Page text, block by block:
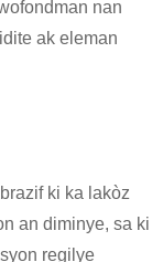
nan
ak eleman
ki ka lakòz
an diminye, sa ki
regilye